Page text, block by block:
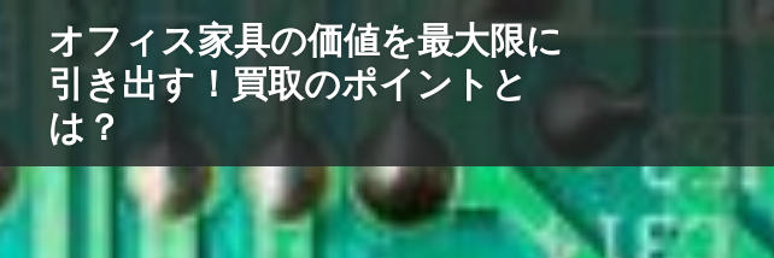
へ
ス
キ
オフィス家具の価値を最大限に
引き出す！買取のポイントと
は？